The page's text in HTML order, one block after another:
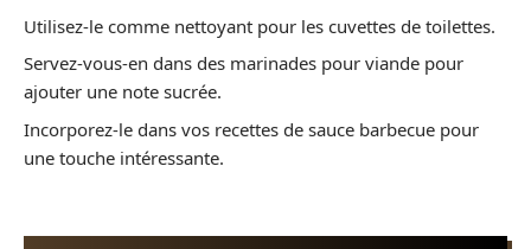
Utilisez-le comme nettoyant pour les cuvettes de toilettes.
Servez-vous-en dans des marinades pour viande pour
ajouter une note sucrée.
Incorporez-le dans vos recettes de sauce barbecue pour
une touche intéressante.